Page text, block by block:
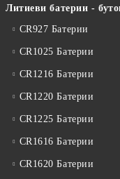
Литиеви батерии -
CR927 Батерии
CR1025 Батерии
CR1216 Батерии
CR1220 Батерии
CR1225 Батерии
CR1616 Батерии
CR1620 Батерии